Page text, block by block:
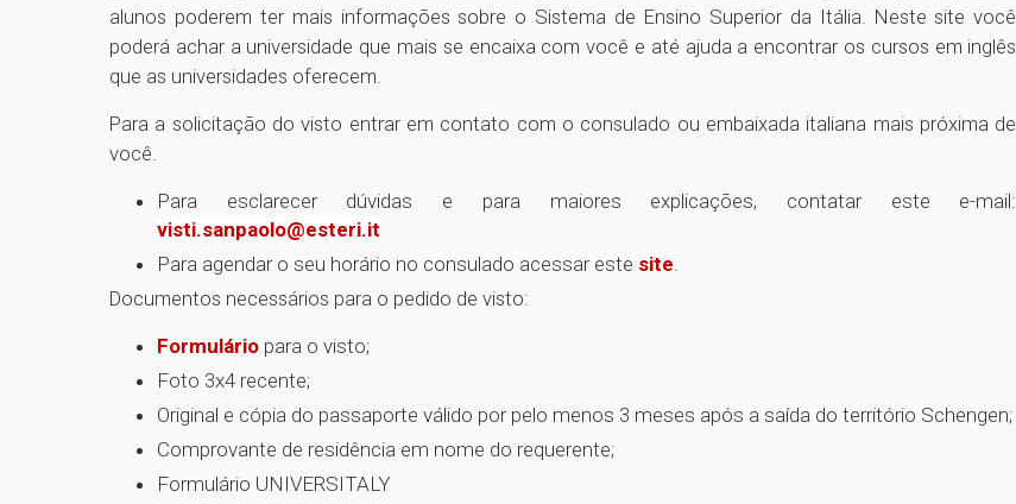
alunos poderem ter mais informações sobre o Sistema de Ensino Superior da Itália. Neste site você
poderá achar a universidade que mais se encaixa com você e até ajuda a encontrar os cursos em inglês
que as universidades oferecem.
Para a solicitação do visto entrar em contato com o consulado ou embaixada italiana mais próxima de
você.
Para esclarecer dúvidas e para maiores explicações, contatar este e-mail:
visti.sanpaolo@esteri.it
Para agendar o seu horário no consulado acessar este site
Documentos necessários para o pedido de visto:
Formulário para o visto;
Foto 3x4 recente;
Original e cópia do passaporte válido por pelo menos 3 meses após a saída do território Schengen;
Comprovante de residência em nome do requerente;
Formulário UNIVERSITALY